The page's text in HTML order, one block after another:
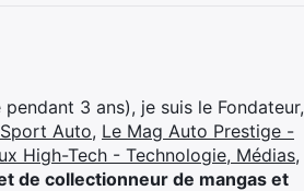
3 ans), je suis le Fondateur,
Auto, Le Mag Auto Prestige -
High-Tech - Technologie, Médias,
de collectionneur de mangas et